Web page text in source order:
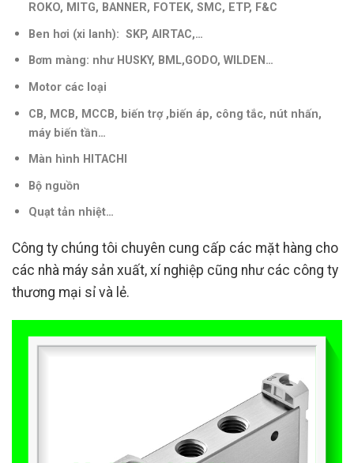
ROKO, MITG, BANNER, FOTEK, SMC, ETP, F&C
Ben hơi (xi lanh): SKP, AIRTAC,…
Bơm màng: như HUSKY, BML,GODO, WILDEN…
Motor các loại
CB, MCB, MCCB, biến trợ ,biến áp, công tắc, nút nhấn,
máy biến tần…
Màn hình HITACHI
Bộ nguồn
Quạt tản nhiệt…
Công ty chúng tôi chuyên cung cấp các mặt hàng cho
các nhà máy sản xuất, xí nghiệp cũng như các công ty
thương mại sỉ và lẻ.